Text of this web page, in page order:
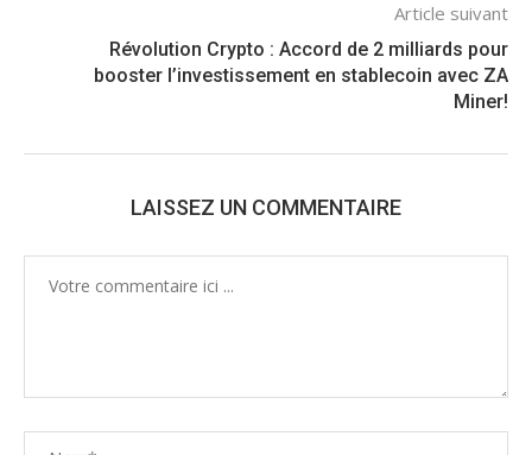
Article suivant
Révolution Crypto : Accord de 2 milliards pour
booster l’investissement en stablecoin avec ZA
Miner!
LAISSEZ UN COMMENTAIRE